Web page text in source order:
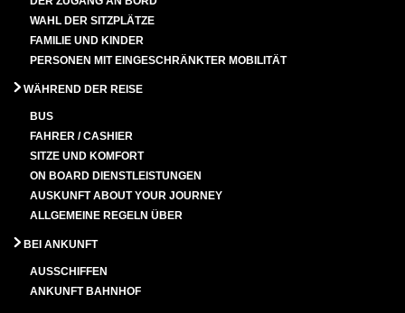
WAHL DER SITZPLÄTZE
FAMILIE UND KINDER
PERSONEN MIT EINGESCHRÄNKTER MOBILITÄT
WÄHREND DER REISE
BUS
FAHRER / CASHIER
SITZE UND KOMFORT
ON BOARD DIENSTLEISTUNGEN
AUSKUNFT ABOUT YOUR JOURNEY
ALLGEMEINE REGELN ÜBER
BEI ANKUNFT
AUSSCHIFFEN
ANKUNFT BAHNHOF